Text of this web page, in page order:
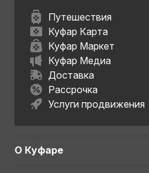
Путешествия
Куфар Карта
Куфар Маркет
Куфар Медиа
Доставка
Рассрочка
Услуги продвижения
О Куфаре